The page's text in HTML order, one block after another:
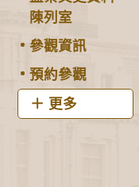
陳列室
參觀資訊
預約參觀
更多